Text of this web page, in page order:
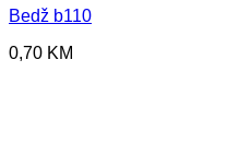
Bedž b110
0,70 KM